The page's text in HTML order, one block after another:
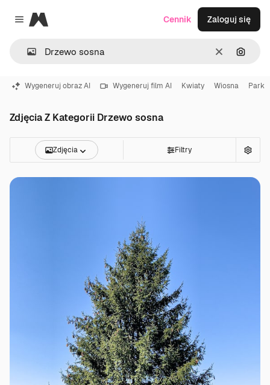
Close menu
Magnific
WyczyśćSzukaj
Cennik Zaloguj się
Wygeneruj obraz AI Wygeneruj film AI Kwiaty Wiosna Park
Zdjęcia Z Kategorii Drzewo sosna
Zdjęcia Filtry